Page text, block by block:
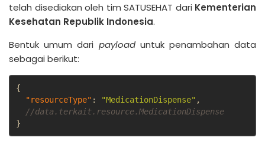
telah disediakan oleh tim SATUSEHAT dari Kementerian
Kesehatan Republik Indonesia.
Bentuk umum dari payloaduntuk penambahan data
sebagai berikut:
{
"resourceType" : "MedicationDispense" ,
//data.terkait.resource.MedicationDispense
}